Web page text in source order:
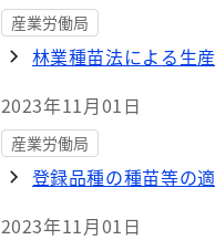
産業労働局
林業種苗法による生
2023年11月01日
産業労働局
登録品種の種苗等の
2023年11月01日